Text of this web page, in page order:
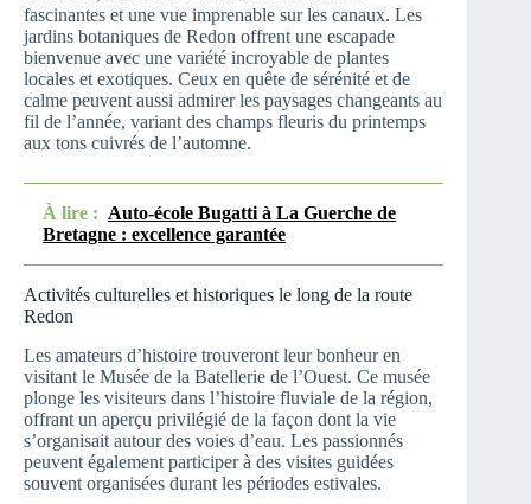
fascinantes et une vue imprenable sur les canaux. Les
jardins botaniques de Redon offrent une escapade
bienvenue avec une variété incroyable de plantes
locales et exotiques. Ceux en quête de sérénité et de
calme peuvent aussi admirer les paysages changeants au
fil de l’année, variant des champs fleuris du printemps
aux tons cuivrés de l’automne.
À lire : Auto-école Bugatti à La Guerche de
Bretagne : excellence garantée
Activités culturelles et historiques le long de la route
Redon
Les amateurs d’histoire trouveront leur bonheur en
visitant le Musée de la Batellerie de l’Ouest. Ce musée
plonge les visiteurs dans l’histoire fluviale de la région,
offrant un aperçu privilégié de la façon dont la vie
s’organisait autour des voies d’eau. Les passionnés
peuvent également participer à des visites guidées
souvent organisées durant les périodes estivales.